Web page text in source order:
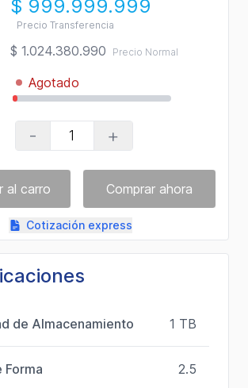
$ 999.999.999
Precio Transferencia
$ 1.024.380.990 Precio Normal
Agotado
- +
Cotización express
de Almacenamiento 1 TB
Forma 2.5